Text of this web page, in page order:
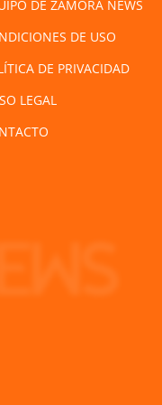
DE ZAMORA NEWS
DE USO
DE PRIVACIDAD
LEGAL